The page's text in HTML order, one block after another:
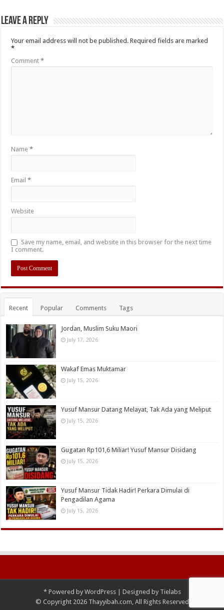
Leave a Reply
Your email address will not be published. Required fields are marked
*
Comment*
Name*
Email*
Website
Save my name, email, and website in this browser for the next time
I comment.
Recent Popular Comments Tags
Jordan, Muslim Suku Maori
July 17, 2026
Wakaf Emas Muktamar
July 15, 2026
Yusuf Mansur Datang Melayat, Tak Ada yang Meliput
July 15, 2026
Gugatan Rp101,6 Miliar! Yusuf Mansur Disidang
July 15, 2026
Yusuf Mansur Tidak Hadir! Perkara Dimulai di
Pengadilan Agama
July 15, 2026
*Powered by WordPress| Designed by Tielabs
© Copyright 2026 Thayyibah.com, All Rights Reserved